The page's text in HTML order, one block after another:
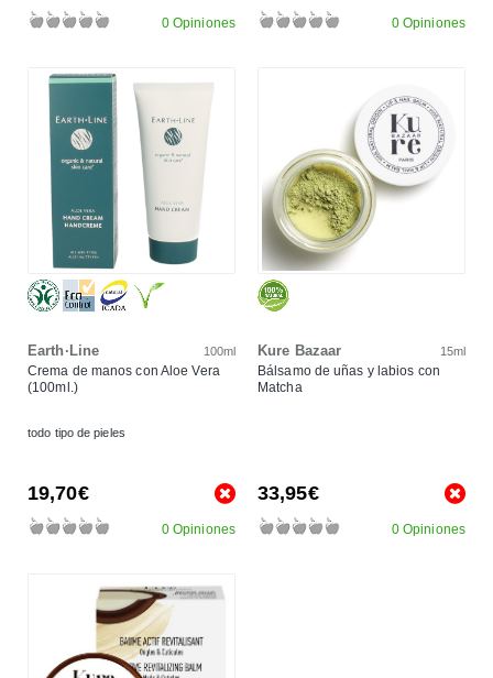
0 Opiniones 0 Opiniones
Earth·Line 100ml
Crema de manos con Aloe Vera
(100ml.)
todo tipo de pieles
19,70€
0 Opiniones
Kure Bazaar 15ml
Bálsamo de uñas y labios con
Matcha
33,95€
0 Opiniones